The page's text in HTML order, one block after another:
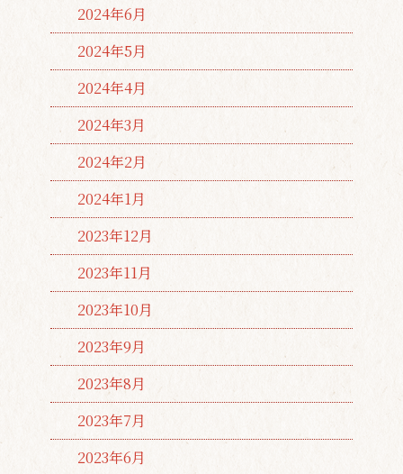
2024年6月
2024年5月
2024年4月
2024年3月
2024年2月
2024年1月
2023年12月
2023年11月
2023年10月
2023年9月
2023年8月
2023年7月
2023年6月